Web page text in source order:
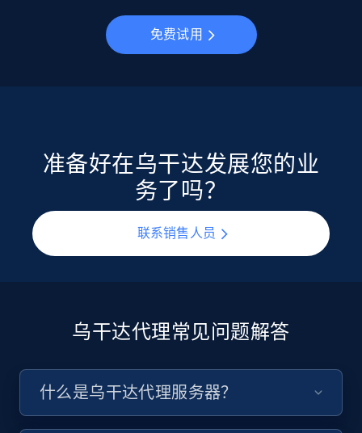
免费试用
准备好在乌干达发展您的业
务了吗？
联系销售人员
乌干达代理常见问题解答
什么是乌干达代理服务器？